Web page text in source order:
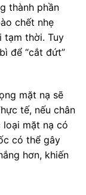
thành phần
chết nhẹ
tạm thời. Tuy
để “cắt đứt”
mặt nạ sẽ
tế, nếu chân
loại mặt nạ có
có thể gây
hơn, khiến